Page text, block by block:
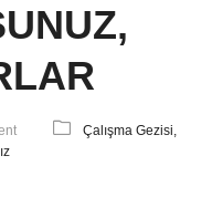
Çalışma Gezisi,